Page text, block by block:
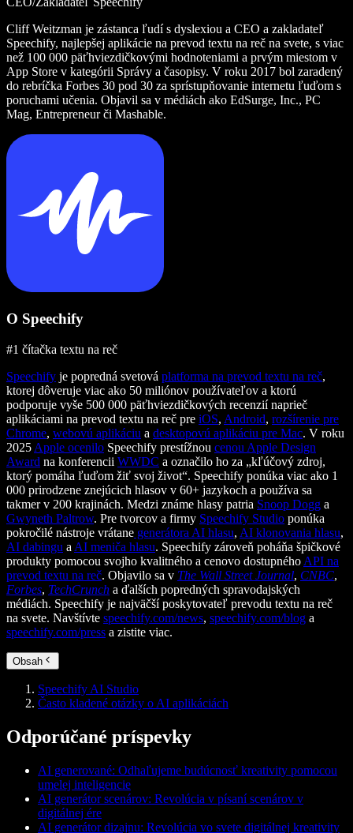
Cliff Weitzman je zástanca ľudí s dyslexiou a CEO a zakladateľ
Speechify, najlepšej aplikácie na prevod textu na reč na svete, s viac
než 100 000 päťhviezdičkovými hodnoteniami a prvým miestom v
App Store v kategórii Správy a časopisy. V roku 2017 bol zaradený
do rebríčka Forbes 30 pod 30 za sprístupňovanie internetu ľuďom s
poruchami učenia. Objavil sa v médiách ako EdSurge, Inc., PC
Mag, Entrepreneur či Mashable.
O Speechify
#1 čítačka textu na reč
Speechify je popredná svetová platforma na prevod textu na reč,
ktorej dôveruje viac ako 50 miliónov používateľov a ktorú
podporuje vyše 500 000 päťhviezdičkových recenzií naprieč
aplikáciami na prevod textu na reč pre iOS, Android, rozšírenie pre
Chrome, webovú aplikáciu a desktopovú aplikáciu pre Mac. V roku
2025 Apple ocenilo Speechify prestížnou cenou Apple Design
Award na konferencii WWDC a označilo ho za „kľúčový zdroj,
ktorý pomáha ľuďom žiť svoj život“. Speechify ponúka viac ako 1
000 prirodzene znejúcich hlasov v 60+ jazykoch a používa sa
takmer v 200 krajinách. Medzi známe hlasy patria Snoop Dogg a
Gwyneth Paltrow. Pre tvorcov a firmy Speechify Studio ponúka
pokročilé nástroje vrátane generátora AI hlasu, AI klonovania hlasu,
AI dabingu a AI meniča hlasu. Speechify zároveň poháňa špičkové
produkty pomocou svojho kvalitného a cenovo dostupného API na
prevod textu na reč. Objavilo sa v The Wall Street Journal, CNBC,
Forbes, TechCrunch a ďalších popredných spravodajských
médiách. Speechify je najväčší poskytovateľ prevodu textu na reč
na svete. Navštívte speechify.com/news, speechify.com/blog a
speechify.com/press a zistite viac.
Obsah
Speechify AI Studio
Často kladené otázky o AI aplikáciách
Odporúčané príspevky
AI generované: Odhaľujeme budúcnosť kreativity pomocou
umelej inteligencie
AI generátor scenárov: Revolúcia v písaní scenárov v
digitálnej ére
AI generátor dizajnu: Revolúcia vo svete digitálnej kreativity